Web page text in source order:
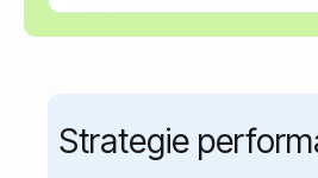
Strategie